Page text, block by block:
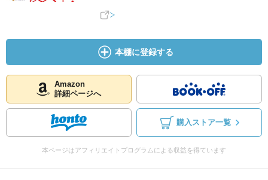
本棚に登録する
Amazon
詳細ページへ
購入ストア一覧
本ページはアフィリエイトプログラムによる収益を得ています